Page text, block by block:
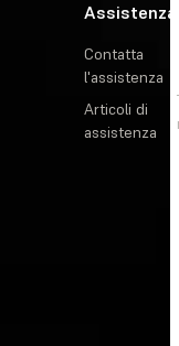
Assistenza
Contatta
l'assistenza
Articoli di
assistenza